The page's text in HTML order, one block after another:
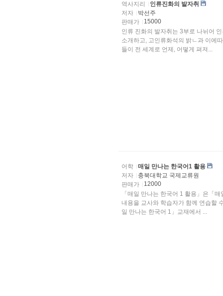
역사지리
인류진화의 발자취
저자
박선주
판매가
15000
인류 진화의 발자취는 3부로 나뉘어
소개하고, 고인류화석의 밝ㄴ과 이에
들이 전 세계로 언제, 어떻게 펴져...
어학
매일 만나는 한국어1 활용
저자
충북대학교 국제교류원
판매가
12000
「매일 만나는 한국어 1 활용」은「
내용을 교사와 학습자가 함께 연습할 수 있도록 만들었습니
일 만나는 한국어 1」교재에서 ...